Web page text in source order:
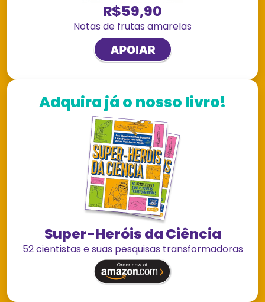
R$59,90
Notas de frutas amarelas
Adquira já o nosso livro!
Super-Heróis da Ciência
52 cientistas e suas pesquisas transformadoras